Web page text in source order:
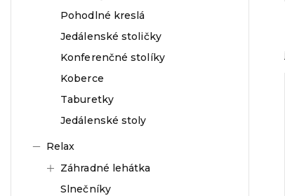
Pohodlné kreslá
Jedálenské stoličky
Konferenčné stolíky
Koberce
Taburetky
Jedálenské stoly
Relax
Záhradné lehátka
Slnečníky